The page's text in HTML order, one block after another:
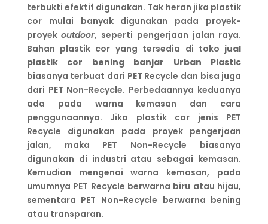
terbukti efektif digunakan. Tak heran jika plastik
cor mulai banyak digunakan pada proyek-
proyekoutdoor, seperti pengerjaan jalan raya.
Bahan plastik cor yang tersedia di toko jual
plastik cor bening banjar
Urban Plastic
biasanya terbuat dari PET Recycle dan bisa juga
dari PET Non-Recycle. Perbedaannya keduanya
ada pada warna kemasan dan cara
penggunaannya. Jika plastik cor jenis PET
Recycle digunakan pada proyek pengerjaan
jalan, maka PET Non-Recycle biasanya
digunakan di industri atau sebagai kemasan.
Kemudian mengenai warna kemasan, pada
umumnya PET Recycle berwarna biru atau hijau,
sementara PET Non-Recycle berwarna bening
atau transparan.